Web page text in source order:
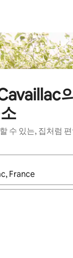
수 있는, 집처럼
화살표 키를 사용하